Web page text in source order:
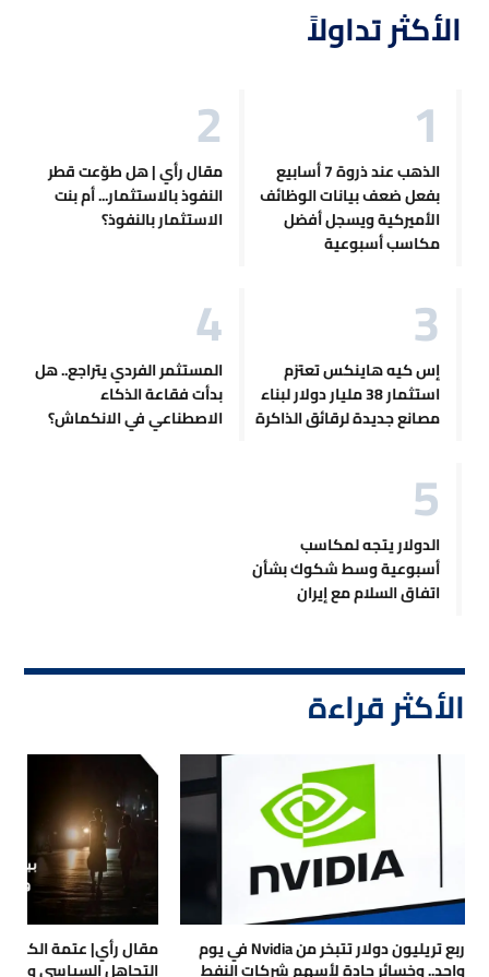
الأكثر تداولاً
الذهب عند ذروة 7 أسابيع
بفعل ضعف بيانات الوظائف
الأميركية ويسجل أفضل
مكاسب أسبوعية
مقال رأي | هل طوّعت قطر
النفوذ بالاستثمار... أم بنت
الاستثمار بالنفوذ؟
إس كيه هاينكس تعتزم
استثمار 38 مليار دولار لبناء
مصانع جديدة لرقائق الذاكرة
المستثمر الفردي يتراجع.. هل
بدأت فقاعة الذكاء
الاصطناعي في الانكماش؟
الدولار يتجه لمكاسب
أسبوعية وسط شكوك بشأن
اتفاق السلام مع إيران
الأكثر قراءة
ربع تريليون دولار تتبخر من Nvidia في يوم
واحد.. وخسائر حادة لأسهم شركات النفط
مقال رأي| عتمة
التجاهل السياسي